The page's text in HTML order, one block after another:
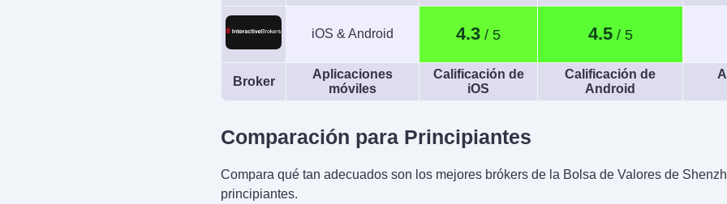
iOS & Android 4.3 4.5
Broker
Aplicaciones
móviles
Calificación de
iOS
Calificación de
Android
Comparación para Principiantes
Compara qué tan adecuados son los mejores brókers de la Bolsa de Valores de
principiantes.